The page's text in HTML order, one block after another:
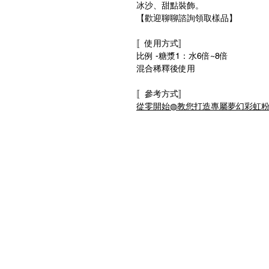
冰沙、甜點裝飾。
【歡迎聊聊諮詢領取樣品】
〚使用方式〛
比例 -糖漿1：水6倍~8倍
混合稀釋後使用
〚參考方式〛
從零開始◍教您打造專屬夢幻彩虹